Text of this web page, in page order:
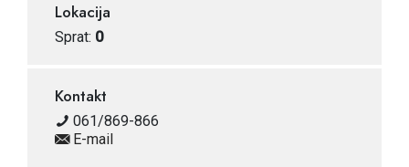
Lokacija
Sprat: 0
Kontakt
061/869-866
E-mail